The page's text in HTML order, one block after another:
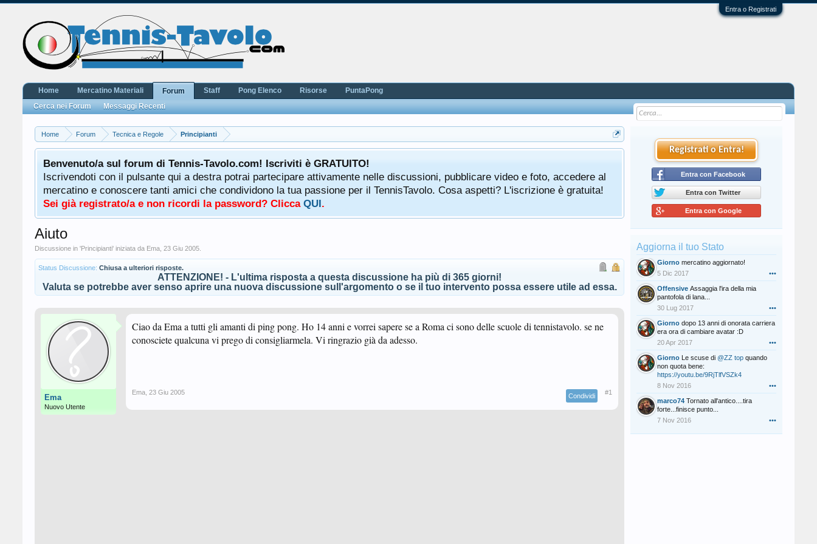
Entra o Registrati
Home Forum Tecnica e Regole Principianti
Benvenuto/a sul forum di Tennis-Tavolo.com! Iscriviti è GRATUITO!
Iscrivendoti con il pulsante qui a destra potrai partecipare attivamente nelle discussioni, pubblicare video e foto, accedere al
mercatino e conoscere tanti amici che condividono la tua passione per il TennisTavolo. Cosa aspetti? L'iscrizione è gratuita!
Sei già registrato/a e non ricordi la password? Clicca QUI.
Aiuto
Discussione in 'Principianti' iniziata da Ema 23 Giu 2005
Status Discussione: Chiusa a ulteriori risposte.
ATTENZIONE! - L'ultima risposta a questa discussione ha più di 365 giorni!
Valuta se potrebbe aver senso aprire una nuova discussione sull'argomento o se il tuo intervento possa essere utile ad essa.
Ema
Nuovo Utente
Ciao da Ema a tutti gli amanti di ping pong. Ho 14 anni e vorrei sapere se a Roma ci sono delle scuole di tennistavolo. se ne
conosciete qualcuna vi prego di consigliarmela. Vi ringrazio già da adesso.
Ema 23 Giu 2005 Condividi #1
Registrati o Entra!
Entra con Facebook
Entra con Twitter
Entra con Google
Aggiorna il tuo Stato
Giorno mercatino aggiornato!
5 Dic 2017
•••
Offensive Assaggia l'ira della mia
pantofola di lana...
30 Lug 2017
•••
Giorno dopo 13 anni di onorata carriera
era ora di cambiare avatar :D
20 Apr 2017
•••
Giorno Le scuse di @ZZ top quando
non quota bene:
https://youtu.be/9RjTlfVSZk4
8 Nov 2016
•••
marco74 Tornato all'antico....tira
forte...finisce punto...
7 Nov 2016
•••
Home Mercatino Materiali
Forum
Cerca nei Forum
Messaggi Recenti
Staff Pong Elenco Risorse PuntaPong